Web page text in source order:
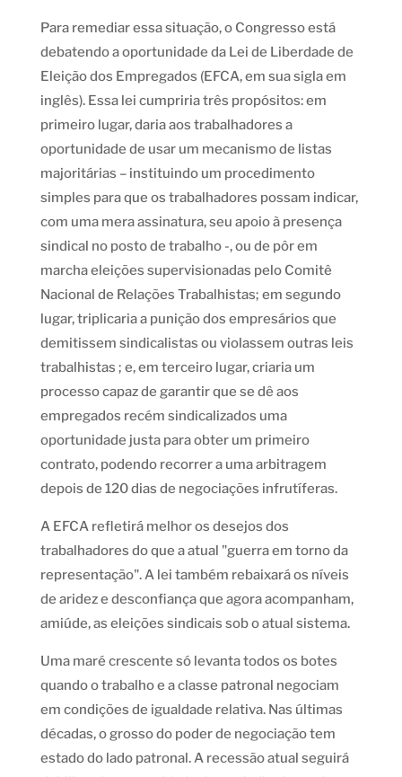
Para remediar essa situação, o Congresso está
debatendo a oportunidade da Lei de Liberdade de
Eleição dos Empregados (EFCA, em sua sigla em
inglês). Essa lei cumpriria três propósitos: em
primeiro lugar, daria aos trabalhadores a
oportunidade de usar um mecanismo de listas
majoritárias – instituindo um procedimento
simples para que os trabalhadores possam indicar,
com uma mera assinatura, seu apoio à presença
sindical no posto de trabalho -, ou de pôr em
marcha eleições supervisionadas pelo Comitê
Nacional de Relações Trabalhistas; em segundo
lugar, triplicaria a punição dos empresários que
demitissem sindicalistas ou violassem outras leis
trabalhistas ; e, em terceiro lugar, criaria um
processo capaz de garantir que se dê aos
empregados recém sindicalizados uma
oportunidade justa para obter um primeiro
contrato, podendo recorrer a uma arbitragem
depois de 120 dias de negociações infrutíferas.
A EFCA refletirá melhor os desejos dos
trabalhadores do que a atual "guerra em torno da
representação". A lei também rebaixará os níveis
de aridez e desconfiança que agora acompanham,
amiúde, as eleições sindicais sob o atual sistema.
Uma maré crescente só levanta todos os botes
quando o trabalho e a classe patronal negociam
em condições de igualdade relativa. Nas últimas
décadas, o grosso do poder de negociação tem
estado do lado patronal. A recessão atual seguirá